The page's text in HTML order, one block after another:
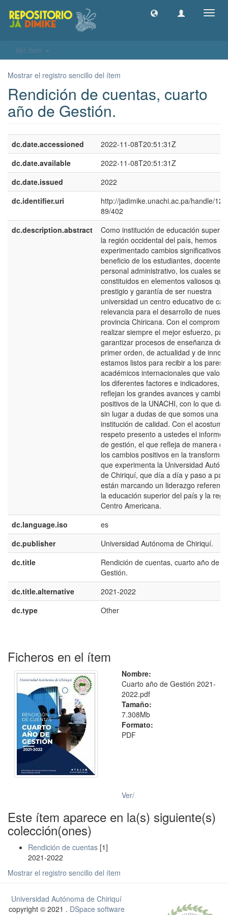
Ver ítem
Mostrar el registro sencillo del ítem
Rendición de cuentas, cuarto
año de Gestión.
dc.date.accessioned
2022-11-08T20:51:31Z
dc.date.available
2022-11-08T20:51:31Z
dc.date.issued
2022
dc.identifier.uri
http://jadimike.unachi.ac.pa/handle/
89/402
dc.description.abstract
Como institución de educación
la región occidental del país, hemos
experimentado cambios significativos
beneficio de los estudiantes, docentes
personal administrativo, los cuales se
constituidos en elementos valiosos
prestigio y garantía de ser nuestra
universidad un centro educativo de
relevancia para el desarrollo de
provincia Chiricana. Con el
realizar siempre el mejor esfuerzo,
garantizar procesos de enseñanza de
primer orden, de actualidad y de
estamos listos para recibir a los pares
académicos internacionales que
los diferentes factores e indicadores,
reflejan los grandes avances y cambios
positivos de la UNACHI, con lo que
sin lugar a dudas de que somos una
institución de calidad. Con el
respeto presento a ustedes el informe
de gestión, el que refleja de manera
los cambios positivos en la
que experimenta la Universidad
de Chiriquí, que día a día y paso a
están marcando un liderazgo
la educación superior del país y la
Centro Americana.
dc.language.iso
es
dc.publisher
Universidad Autónoma de Chiriquí.
dc.title
Rendición de cuentas, cuarto año de
Gestión.
dc.title.alternative
2021-2022
dc.type
Other
Ficheros en el ítem
Nombre:
Cuarto año de Gestión 2021-
2022.pdf
Tamaño:
7.308Mb
Formato:
PDF
Ver/
Este ítem aparece en la(s) siguiente(s)
colección(ones)
Rendición de cuentas [1]
2021-2022
Mostrar el registro sencillo del ítem
Universidad Autónoma de Chiriquí
copyright © 2021 . DSpace software